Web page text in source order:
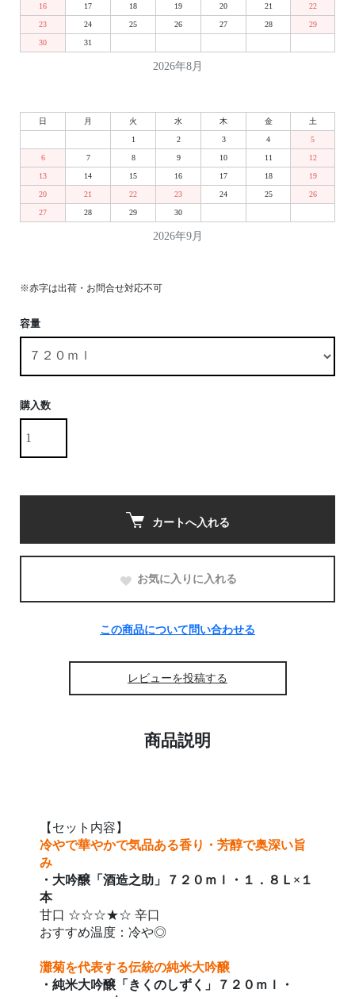
2026年8月
16 17 18 19 20 21 22
23 24 25 26 27 28 29
30 31
2026年9月
日 月 火 水 木 金 土
1 2 3 4 5
6 7 8 9 10 11 12
13 14 15 16 17 18 19
20 21 22 23 24 25 26
27 28 29 30
※赤字は出荷・お問合せ対応不可
容量
購入数
カートへ入れる
お気に入りに入れる
この商品について問い合わせる
レビューを投稿する
商品説明
【セット内容】
冷やで華やかで気品ある香り・芳醇で奥深い旨
み
・大吟醸「酒造之助」７２０ｍｌ・１．８Ｌ×１
本
甘口 ☆☆☆★☆ 辛口
おすすめ温度：冷や◎
灘菊を代表する伝統の純米大吟醸
・純米大吟醸「きくのしずく」７２０ｍｌ・